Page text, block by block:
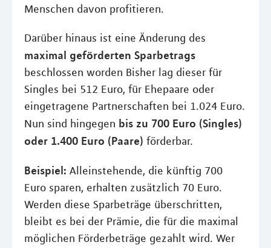
Menschen davon profitieren.
Darüber hinaus ist eine Änderung des
maximal geförderten Sparbetrags
beschlossen worden Bisher lag dieser für
Singles bei 512 Euro, für Ehepaare oder
eingetragene Partnerschaften bei 1.024 Euro.
Nun sind hingegen bis zu 700 Euro (Singles)
oder 1.400 Euro (Paare) förderbar.
Beispiel: Alleinstehende, die künftig 700
Euro sparen, erhalten zusätzlich 70 Euro.
Werden diese Sparbeträge überschritten,
bleibt es bei der Prämie, die für die maximal
möglichen Förderbeträge gezahlt wird. Wer